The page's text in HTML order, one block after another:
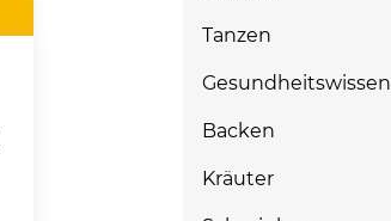
Tanzen
Gesundheitswissen
Backen
Kräuter